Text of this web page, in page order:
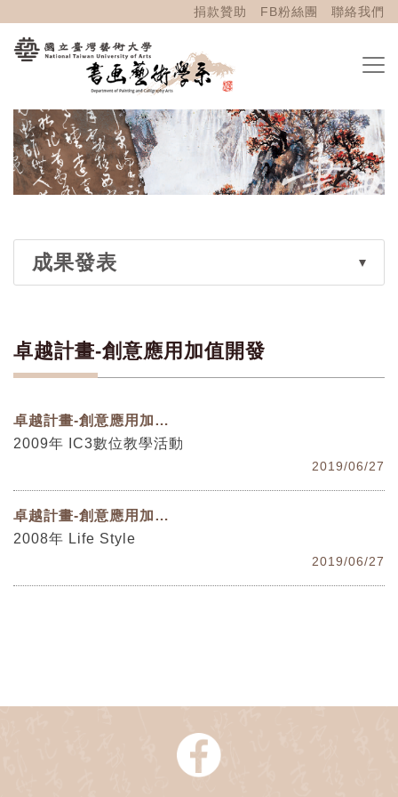
捐款贊助 FB粉絲團 聯絡我們
成果發表
卓越計畫-創意應用加值開發
卓越計畫-創意應用加值開發
2009年 IC3數位教學活動
2019/06/27
卓越計畫-創意應用加值開發
2008年 Life Style
2019/06/27